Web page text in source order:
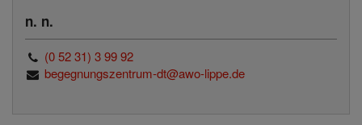
n. n.
(0 52 31) 3 99 92
begegnungszentrum-dt@awo-lippe.de